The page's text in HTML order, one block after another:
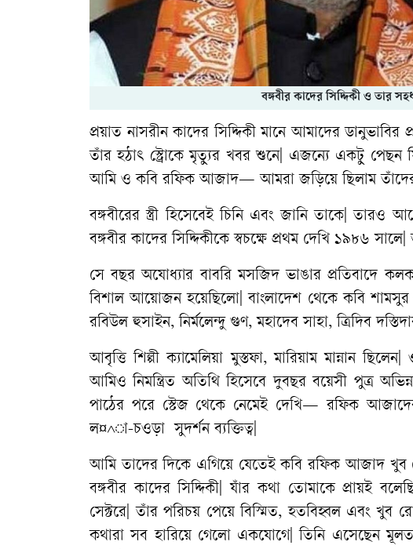
বঙ্গবীর কাদের সিদ্দিকী ও তার
প্রয়াত নাসরীন কাদের সিদ্দিকী মানে আমাদের
তাঁর হঠাৎ স্ট্রোকে মৃত্যুর খবর শুনে| এজন্যে একটু পেছন
আমি ও কবি রফিক আজাদ— আমরা জড়িয়ে ছিলাম তাঁদের
বঙ্গবীরের স্ত্রী হিসেবেই চিনি এবং জানি তাকে| তারও
বঙ্গবীর কাদের সিদ্দিকীকে স্বচক্ষে প্রথম দেখি ১৯৮৬
সে বছর অযোধ্যার বাবরি মসজিদ ভাঙার প্রতিবাদে
বিশাল আয়োজন হয়েছিলো| বাংলাদেশ থেকে কবি
রবিউল হুসাইন, নির্মলেন্দু গুণ, মহাদেব সাহা, ত্রিদিব
আবৃত্তি শিল্পী ক্যামেলিয়া মুস্তফা, মারিয়াম মান্নান
আমিও নিমন্ত্রিত অতিথি হিসেবে দুবছর বয়েসী পুত্র
পাঠের পরে স্টেজ থেকে নেমেই দেখি— রফিক
ল¤^া-চওড়া সুদর্শন ব্যক্তিত্ব|
আমি তাদের দিকে এগিয়ে যেতেই কবি রফিক আজাদ খুব
বঙ্গবীর কাদের সিদ্দিকী| যাঁর কথা তোমাকে প্রায়ই
সেক্টরে| তাঁর পরিচয় পেয়ে বিস্মিত, হতবিহ্বল এবং খুব
কথারা সব হারিয়ে গেলো একযোগে| তিনি এসেছেন